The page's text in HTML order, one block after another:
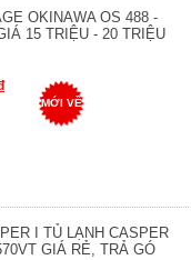
OKINAWA OS 488 -
15 TRIỆU - 20 TRIỆU
MỚI VỀ
I TỦ LẠNH CASPER
GIÁ RẺ, TRẢ GÓ